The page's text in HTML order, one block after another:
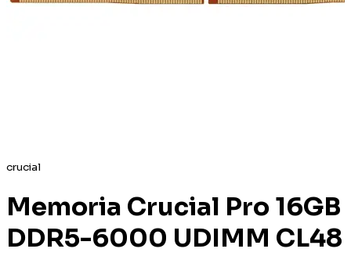
crucial
Memoria Crucial Pro 16GB
DDR5-6000 UDIMM CL48